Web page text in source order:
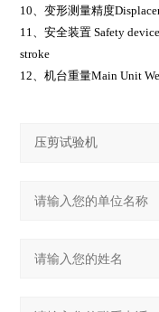
10、变形测量精度
11、安全装置 Safety
stroke
12、机台重量Main Unit